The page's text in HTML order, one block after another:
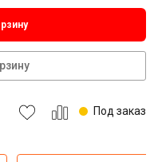
Под заказ